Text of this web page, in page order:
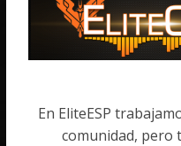
En EliteESP
comunidad, pero